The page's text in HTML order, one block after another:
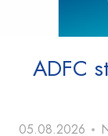
ADFC
05.08.2026